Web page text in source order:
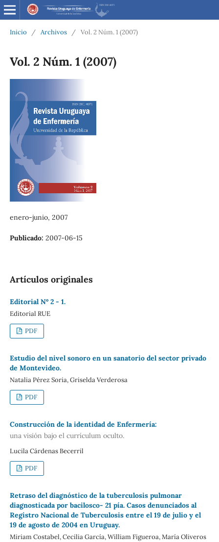
Inicio / Archivos / Vol. 2 Núm. 1 (2007)
Vol. 2 Núm. 1 (2007)
enero-junio, 2007
Publicado: 2007-06-15
Artículos originales
Editorial Nº 2 - 1.
Editorial RUE
PDF
Estudio del nivel sonoro en un sanatorio del sector privado
de Montevideo.
Natalia Pérez Soria, Griselda Verderosa
PDF
Construcción de la identidad de Enfermería:
una visión bajo el currículum oculto.
Lucila Cárdenas Becerril
PDF
Retraso del diagnóstico de la tuberculosis pulmonar
diagnosticada por bacilosco- 21 pía. Casos denunciados al
Registro Nacional de Tuberculosis entre el 19 de julio y el
19 de agosto de 2004 en Uruguay.
Miriam Costabel, Cecilia García, William Figueroa, María Oliveros